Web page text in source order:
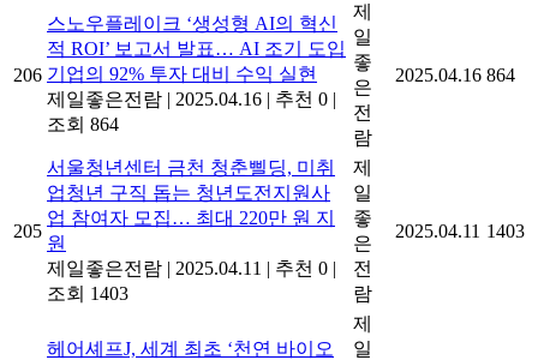
206
스노우플레이크 ‘생성형 AI의 혁신
적 ROI’ 보고서 발표… AI 조기 도입
기업의 92% 투자 대비 수익 실현
제일좋은전람 | 2025.04.16 | 추천 0 |
조회 864
제
일
좋
은
전
람
2025.04.16 864
205
서울청년센터 금천 청춘삘딩, 미취
업청년 구직 돕는 청년도전지원사
업 참여자 모집… 최대 220만 원 지
원
제일좋은전람 | 2025.04.11 | 추천 0 |
조회 1403
제
일
좋
은
전
람
2025.04.11 1403
헤어셰프J, 세계 최초 ‘천연 바이오
제
일